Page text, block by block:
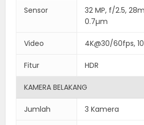
Sensor
32 MP, f/2.5,
0.7µm
Video 4K@30/60fps,
Fitur HDR
KAMERA BELAKANG
Jumlah 3 Kamera